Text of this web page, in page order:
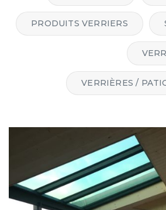
PRODUITS VERRIERS
VERRIÈRES /